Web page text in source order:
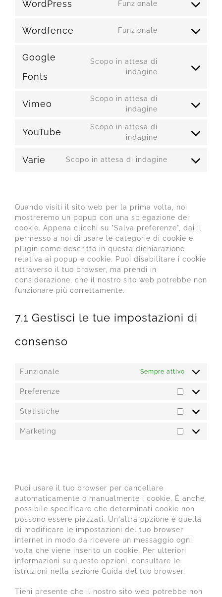
WordPress Funzionale
Consent
Wordfence Funzionale
Consent
wordfence
Google
Fonts
Scopo in attesa di
indagine
Consent
google-
Vimeo
Scopo in attesa di
indagine
Consent
YouTube
Scopo in attesa di
indagine
Consent
service
Varie Scopo in attesa di indagine
Consent
Quando visiti il sito web per la prima volta, noi
mostreremo un popup con una spiegazione dei
cookie. Appena clicchi su "Salva preferenze", dai il
permesso a noi di usare le categorie di cookie e
plugin come descritto in questa dichiarazione
relativa ai popup e cookie. Puoi disabilitare i cookie
attraverso il tuo browser, ma prendi in
considerazione, che il nostro sito web potrebbe non
funzionare più correttamente.
7.1 Gestisci le tue impostazioni di
consenso
Funzionale Sempre attivo
Preferenze
Statistiche
Marketing
Marketing
Puoi usare il tuo browser per cancellare
automaticamente o manualmente i cookie. È anche
possibile specificare che determinati cookie non
possono essere piazzati. Un'altra opzione è quella
di modificare le impostazioni del tuo browser
internet in modo da ricevere un messaggio ogni
volta che viene inserito un cookie. Per ulteriori
informazioni su queste opzioni, consultare le
istruzioni nella sezione Guida del tuo browser.
Tieni presente che il nostro sito web potrebbe non